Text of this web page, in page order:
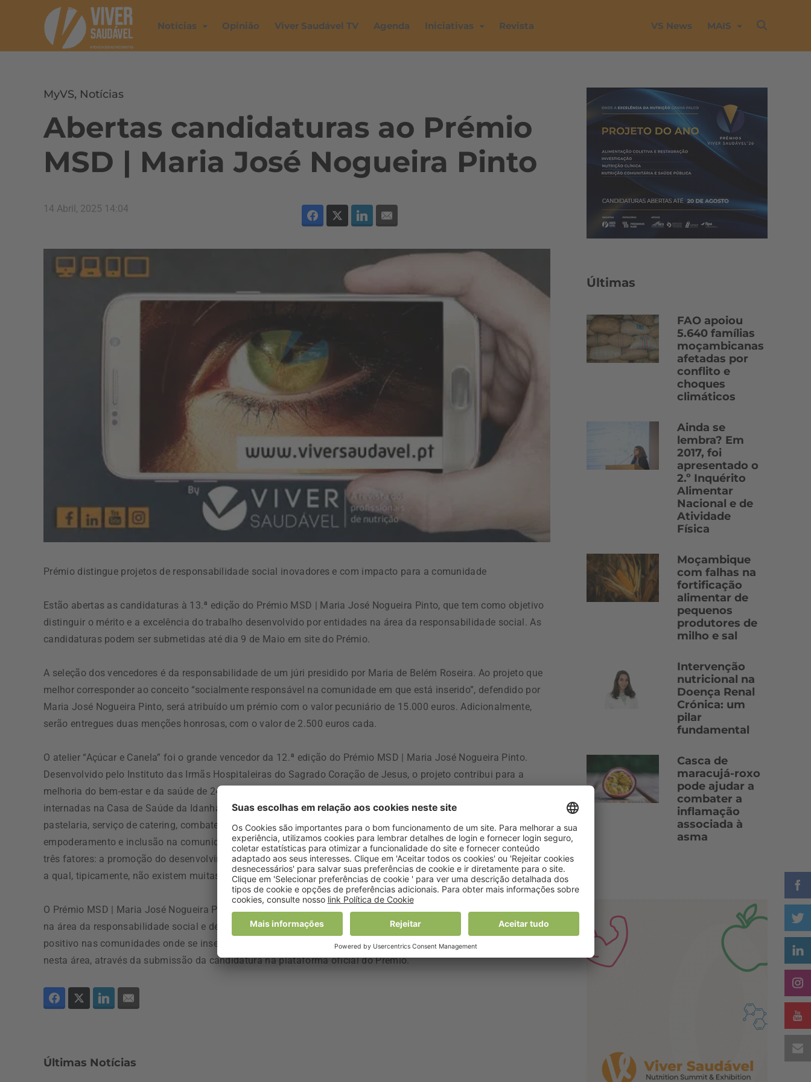
Notícias Opinião Viver Saudável TV Agenda Iniciativas Revista VS News MAIS
MyVS, Notícias
Abertas candidaturas ao Prémio
MSD | Maria José Nogueira Pinto
14 Abril, 2025 14:04
Prémio distingue projetos de responsabilidade social inovadores e com impacto para a comunidade
Estão abertas as candidaturas à 13.ª edição do Prémio MSD | Maria José Nogueira Pinto, que tem como objetivo
distinguir o mérito e a excelência do trabalho desenvolvido por entidades na área da responsabilidade social. As
candidaturas podem ser submetidas até dia 9 de Maio em site do Prémio.
A seleção dos vencedores é da responsabilidade de um júri presidido por Maria de Belém Roseira. Ao projeto que
melhor corresponder ao conceito “socialmente responsável na comunidade em que está inserido”, defendido por
Maria José Nogueira Pinto, será atribuído um prémio com o valor pecuniário de 15.000 euros. Adicionalmente,
serão entregues duas menções honrosas, com o valor de 2.500 euros cada.
O atelier “Açúcar e Canela” foi o grande vencedor da 12.ª edição do Prémio MSD | Maria José Nogueira Pinto.
Desenvolvido pelo Instituto das Irmãs Hospitaleiras do Sagrado Coração de Jesus, o projeto contribui para a
melhoria do bem-estar e da saúde de 24 pessoas adultas com doença mental e/ou deficiência intelectual
internadas na Casa de Saúde da Idanha. Através de atividades de confeção e venda de produtos alimentares de
pastelaria, serviço de catering, combate ao desperdício alimentar e reciclagem pretende promover um ambiente de
empoderamento e inclusão na comunidade. Para a decisão do júri na escolha do vencedor pesaram, em especial,
três fatores: a promoção do desenvolvimento, empoderamento e inclusão de uma população estigmatizada, para
a qual, tipicamente, não existem muitas respostas e, também, a promoção de uma economia circular.
O Prémio MSD | Maria José Nogueira Pinto, no valor total de 20 mil euros, assinala o compromisso da companhia
na área da responsabilidade social e destina-se a apoiar projetos que se destaquem pela inovação e pelo impacto
positivo nas comunidades onde se inserem. Podem candidatar-se todas as entidades com projetos de relevo
nesta área, através da submissão da candidatura na plataforma oficial do Prémio.
Últimas Notícias
Últimas
FAO apoiou
5.640 famílias
moçambicanas
afetadas por
conflito e
choques
climáticos
Ainda se
lembra? Em
2017, foi
apresentado o
2.º Inquérito
Alimentar
Nacional e de
Atividade
Física
Moçambique
com falhas na
fortificação
alimentar de
pequenos
produtores de
milho e sal
Intervenção
nutricional na
Doença Renal
Crónica: um
pilar
fundamental
Casca de
maracujá-roxo
pode ajudar a
combater a
inflamação
associada à
asma